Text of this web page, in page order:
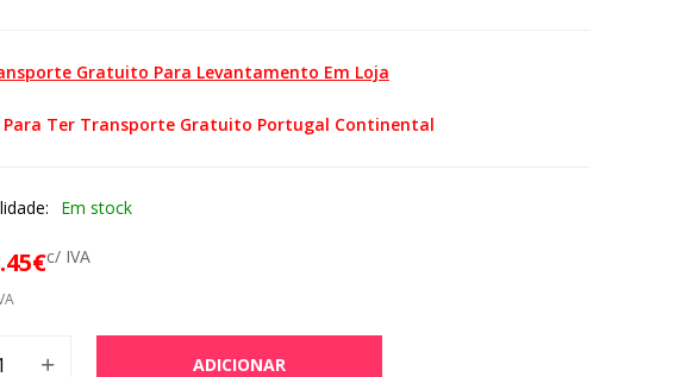
Gratuito Para Levantamento Em Loja
Para Ter Transporte Gratuito Portugal Continental
Em stock
€c/ IVA
ADICIONAR